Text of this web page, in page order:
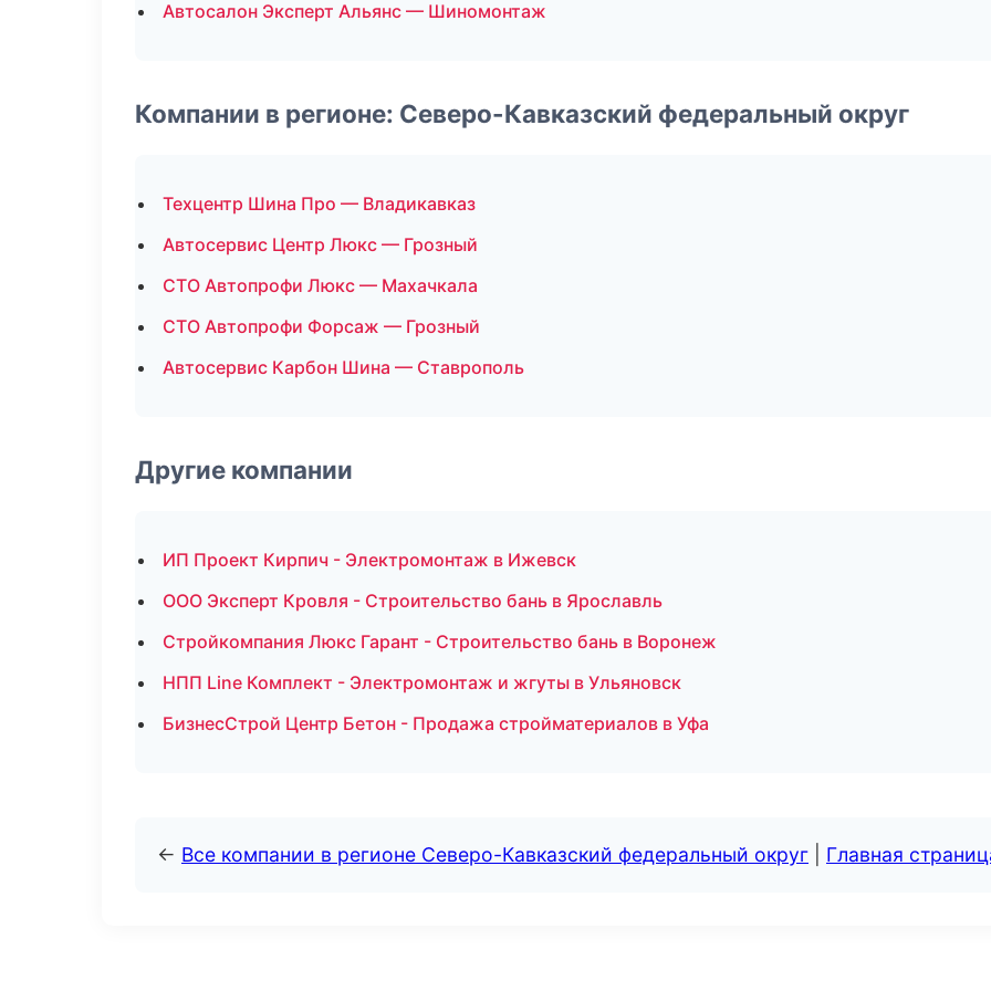
Автосалон Эксперт Альянс — Шиномонтаж
Компании в регионе: Северо-Кавказский федеральный округ
Техцентр Шина Про — Владикавказ
Автосервис Центр Люкс — Грозный
СТО Автопрофи Люкс — Махачкала
СТО Автопрофи Форсаж — Грозный
Автосервис Карбон Шина — Ставрополь
Другие компании
ИП Проект Кирпич - Электромонтаж в Ижевск
ООО Эксперт Кровля - Строительство бань в Ярославль
Стройкомпания Люкс Гарант - Строительство бань в Воронеж
НПП Line Комплект - Электромонтаж и жгуты в Ульяновск
БизнесСтрой Центр Бетон - Продажа стройматериалов в Уфа
← Все компании в регионе Северо-Кавказский федеральный округ Главная